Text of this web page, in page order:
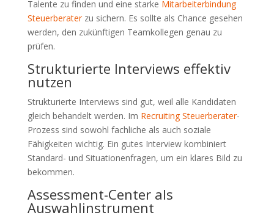
Talente zu finden und eine starke Mitarbeiterbindung
Steuerberaterzu sichern. Es sollte als Chance gesehen
werden, den zukünftigen Teamkollegen genau zu
prüfen.
Strukturierte Interviews effektiv
nutzen
Strukturierte Interviews sind gut, weil alle Kandidaten
gleich behandelt werden. Im Recruiting Steuerberater-
Prozess sind sowohl fachliche als auch soziale
Fähigkeiten wichtig. Ein gutes Interview kombiniert
Standard- und Situationenfragen, um ein klares Bild zu
bekommen.
Assessment-Center als
Auswahlinstrument